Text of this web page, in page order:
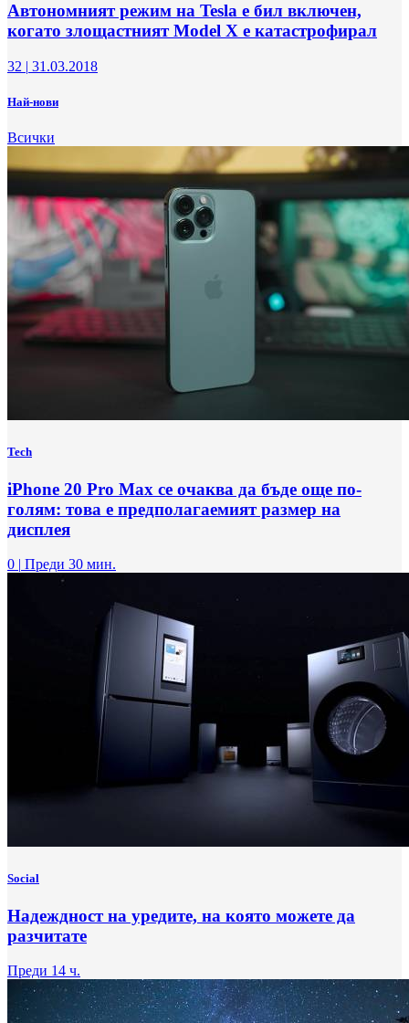
Автономният режим на Tesla е бил включен,
когато злощастният Model X е катастрофирал
32 | 31.03.2018
Най-нови
Всички
Tech
iPhone 20 Pro Max се очаква да бъде още по-
голям: това е предполагаемият размер на
дисплея
0 | Преди 30 мин.
Social
Надеждност на уредите, на която можете да
разчитате
Преди 14 ч.